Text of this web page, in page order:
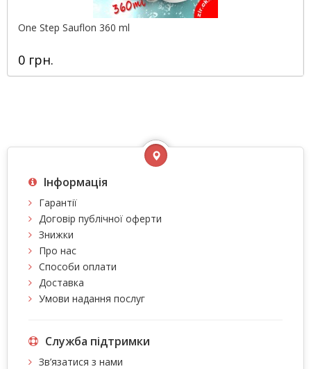
One Step Sauflon 360 ml
0 грн.
Інформація
Гарантії
Договір публічної оферти
Знижки
Про нас
Способи оплати
Доставка
Умови надання послуг
Служба підтримки
Зв’язатися з нами